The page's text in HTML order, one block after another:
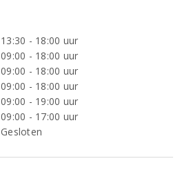
13:30 - 18:00 uur
09:00 - 18:00 uur
09:00 - 18:00 uur
09:00 - 18:00 uur
09:00 - 19:00 uur
09:00 - 17:00 uur
Gesloten